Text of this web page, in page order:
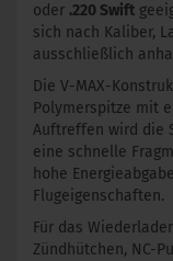
oder .220 Swift
sich nach Kaliber,
ausschließlich
Die V-MAX-
Polymerspitze mit
Auftreffen wird die
eine schnelle
hohe
Flugeigenschaften.
Für das
Zündhütchen, NC-